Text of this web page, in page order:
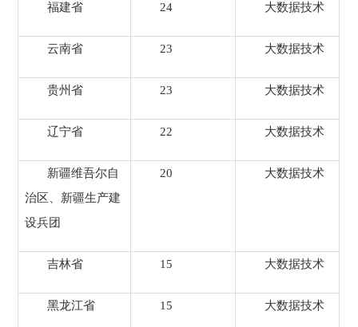
福建省 24 大数据技术
云南省 23 大数据技术
贵州省 23 大数据技术
辽宁省 22 大数据技术
新疆维吾尔自
治区、新疆生产建
设兵团
20 大数据技术
吉林省 15 大数据技术
黑龙江省 15 大数据技术